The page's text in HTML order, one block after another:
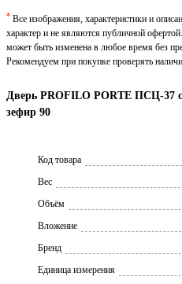
Дверь PROFILO PORTE ПСЦ-37
зефир 90
Код товара
Вес
Объём
Вложение
Брeнд
Единица измерения
* Все изображения, характеристики и
характер и не являются публичной
может быть изменена в любое время без
Рекомендуем при покупке проверять